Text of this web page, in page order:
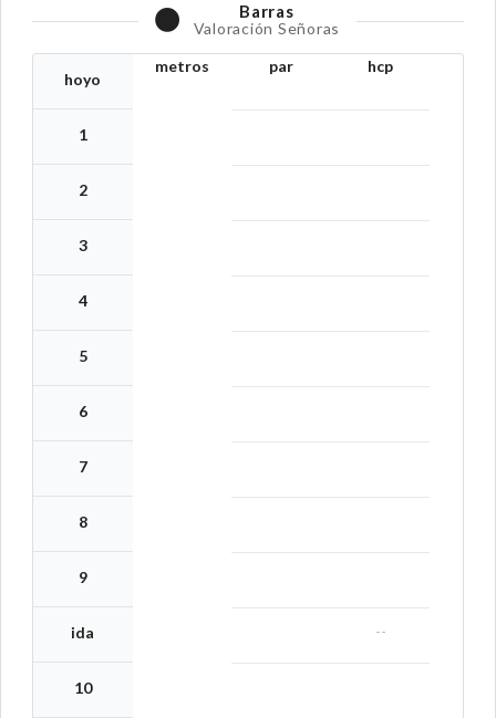
Barras
Valoración Señoras
hoyo
1
2
3
4
5
6
7
8
9
ida
10
metros par hcp
--